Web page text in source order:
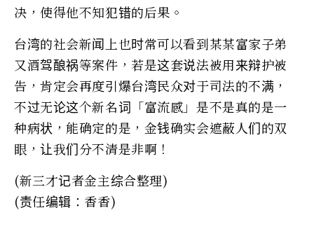
决，使得他不知犯错的后果。
台湾的社会新闻上也时常可以看到某某富家子弟
又酒驾酿祸等案件，若是这套说法被用来辩护被
告，肯定会再度引爆台湾民众对于司法的不满，
不过无论这个新名词「富流感」是不是真的是一
种病状，能确定的是，金钱确实会遮蔽人们的双
眼，让我们分不清是非啊！
(新三才记者金主综合整理)
(责任编辑：香香)